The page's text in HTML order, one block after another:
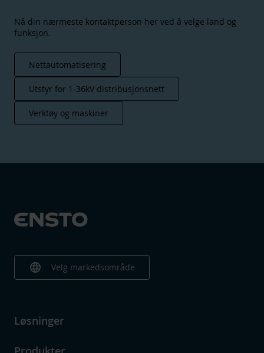
Nå din nærmeste kontaktperson her ved å velge land og
funksjon.
Nettautomatisering
Utstyr for 1-36kV distribusjonsnett
Verktøy og maskiner
language Velg markedsområde
Løsninger